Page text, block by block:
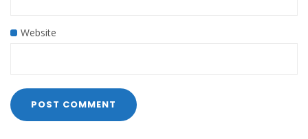
Website